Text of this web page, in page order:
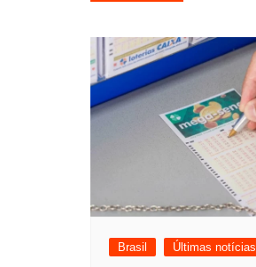
de
Post
Brasil Últimas notícias